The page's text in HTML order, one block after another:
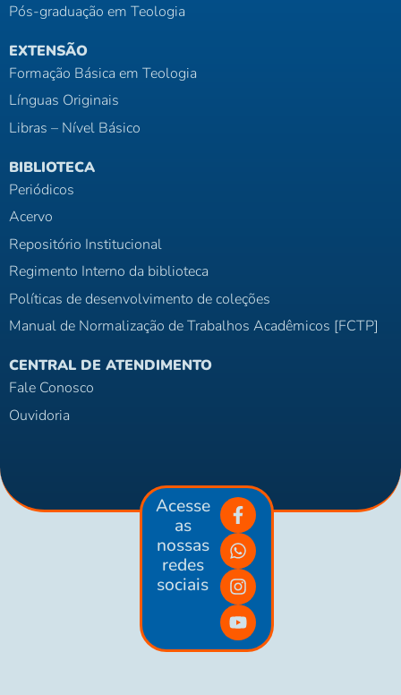
Pós-graduação em Teologia
EXTENSÃO
Formação Básica em Teologia
Línguas Originais
Libras – Nível Básico
BIBLIOTECA
Periódicos
Acervo
Repositório Institucional
Regimento Interno da biblioteca
Políticas de desenvolvimento de coleções
Manual de Normalização de Trabalhos Acadêmicos [FCTP]
CENTRAL DE ATENDIMENTO
Fale Conosco
Ouvidoria
Acesse
as
nossas
redes
sociais